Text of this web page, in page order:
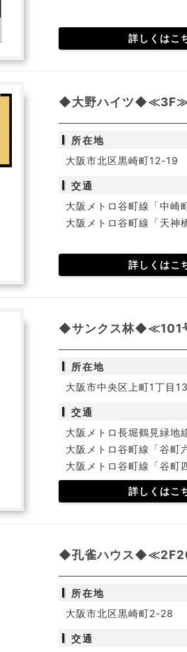
詳しくはこ
◆大野ハイツ
所在地
大阪市北区黒崎町12-19
交通
大阪メトロ谷町線「中崎
大阪メトロ谷町線「天神
詳しくはこ
◆サンクス林◆≪101
所在地
大阪市中央区上町1丁目
交通
大阪メトロ長堀鶴見緑地
大阪メトロ谷町線「谷町
大阪メトロ谷町線「谷町
詳しくはこ
◆孔雀ハウス
所在地
大阪市北区黒崎町2-28
交通